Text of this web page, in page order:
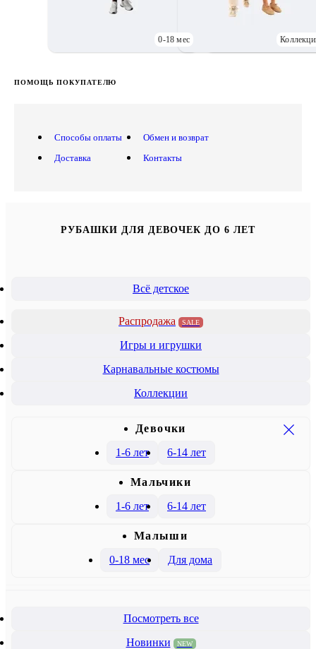
0-18 мес
ПОМОЩЬ ПОКУПАТЕЛЮ
Способы оплаты
Доставка
Обмен и возврат
Контакты
РУБАШКИ ДЛЯ ДЕВОЧЕК ДО 6 ЛЕТ
Всё детское
Распродажа SALE
Игры и игрушки
Карнавальные костюмы
Коллекции
Девочки
1-6 лет
6-14 лет
Mальчики
1-6 лет
6-14 лет
Малыши
0-18 мес
Для дома
Посмотреть все
Новинки
NEW